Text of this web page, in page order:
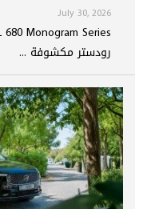
July 30, 2026
رودستر مكشوفة ...